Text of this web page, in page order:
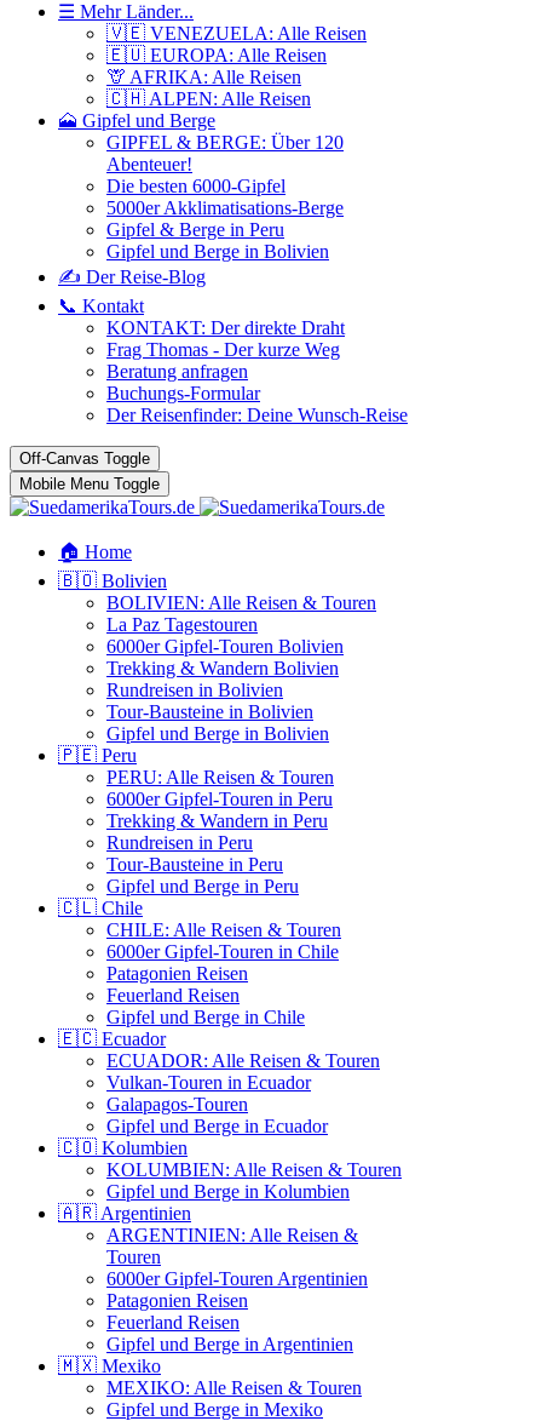
☰ Mehr Länder...
🇻🇪 VENEZUELA: Alle Reisen
🇪🇺 EUROPA: Alle Reisen
🦒 AFRIKA: Alle Reisen
🇨🇭 ALPEN: Alle Reisen
🗻 Gipfel und Berge
GIPFEL & BERGE: Über 120
Abenteuer!
Die besten 6000-Gipfel
5000er Akklimatisations-Berge
Gipfel & Berge in Peru
Gipfel und Berge in Bolivien
✍️ Der Reise-Blog
📞 Kontakt
KONTAKT: Der direkte Draht
Frag Thomas - Der kurze Weg
Beratung anfragen
Buchungs-Formular
Der Reisenfinder: Deine Wunsch-Reise
Off-Canvas Toggle
Mobile Menu Toggle
🏠 Home
🇧🇴 Bolivien
BOLIVIEN: Alle Reisen & Touren
La Paz Tagestouren
6000er Gipfel-Touren Bolivien
Trekking & Wandern Bolivien
Rundreisen in Bolivien
Tour-Bausteine in Bolivien
Gipfel und Berge in Bolivien
🇵🇪 Peru
PERU: Alle Reisen & Touren
6000er Gipfel-Touren in Peru
Trekking & Wandern in Peru
Rundreisen in Peru
Tour-Bausteine in Peru
Gipfel und Berge in Peru
🇨🇱 Chile
CHILE: Alle Reisen & Touren
6000er Gipfel-Touren in Chile
Patagonien Reisen
Feuerland Reisen
Gipfel und Berge in Chile
🇪🇨 Ecuador
ECUADOR: Alle Reisen & Touren
Vulkan-Touren in Ecuador
Galapagos-Touren
Gipfel und Berge in Ecuador
🇨🇴 Kolumbien
KOLUMBIEN: Alle Reisen & Touren
Gipfel und Berge in Kolumbien
🇦🇷 Argentinien
ARGENTINIEN: Alle Reisen &
Touren
6000er Gipfel-Touren Argentinien
Patagonien Reisen
Feuerland Reisen
Gipfel und Berge in Argentinien
🇲🇽 Mexiko
MEXIKO: Alle Reisen & Touren
Gipfel und Berge in Mexiko